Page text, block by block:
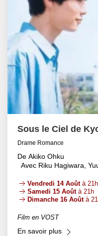
Sous le Ciel de
Drame Romance
De Akiko Ohku
Avec Riku Hagiwara,
Vendredi 14 Aoûtà 21h
Samedi 15 Aoûtà 21h
Dimanche 16 Aoûtà
Film en VOST
En savoir plus